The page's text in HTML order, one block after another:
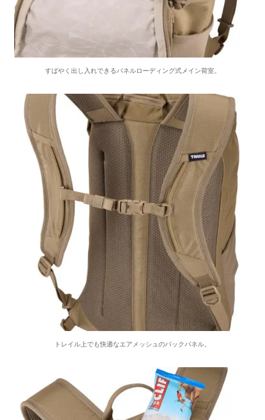
すばやく出し入れできるパネルローディング式メイン荷室。
トレイル上でも快適なエアメッシュのバックパネル。